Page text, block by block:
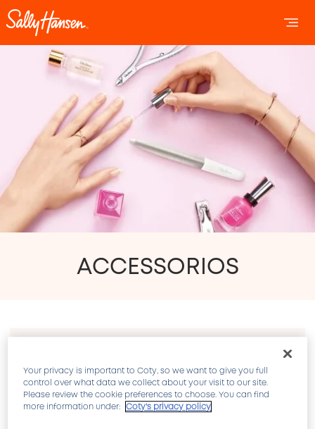
OPEN
ACCESSORIOS
Your privacy is important to Coty, so we want to give you full
control over what data we collect about your visit to our site.
Please review the cookie preferences to choose. You can find
more information under: Coty's privacy policy